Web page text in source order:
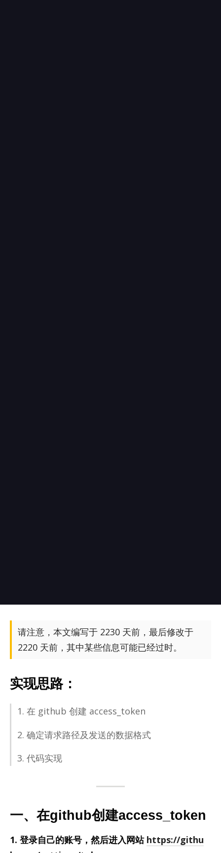
请注意，本文编写于 2230 天前，最后修改于
2220 天前，其中某些信息可能已经过时。
实现思路：
1. 在 github 创建 ac­cess_­to­ken
2. 确定请求路径及发送的数据格式
3. 代码实现
一、在github创建access_token
1. 登录自己的账号，然后进入网站 https://githu